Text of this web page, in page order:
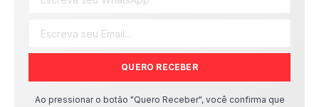
QUERO RECEBER
Ao pressionar o botão "Quero Receber", você confirma que